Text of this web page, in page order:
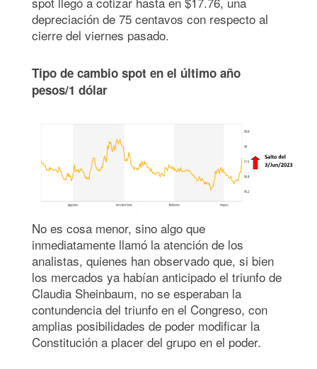
depreciación de 75 centavos con respecto al
cierre del viernes pasado.
Tipo de cambio spot en el último año
pesos/1 dólar
No es cosa menor, sino algo que
inmediatamente llamó la atención de los
analistas, quienes han observado que, si bien
los mercados ya habían anticipado el triunfo de
Claudia Sheinbaum, no se esperaban la
contundencia del triunfo en el Congreso, con
amplias posibilidades de poder modificar la
Constitución a placer del grupo en el poder.